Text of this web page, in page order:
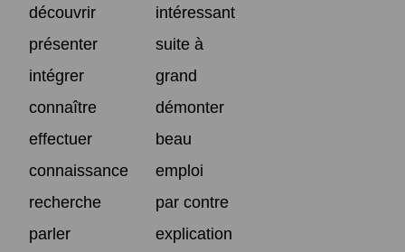
découvrir
intéressant
présenter
suite à
intégrer
grand
connaître
démonter
effectuer
beau
connaissance
emploi
recherche
par contre
parler
explication